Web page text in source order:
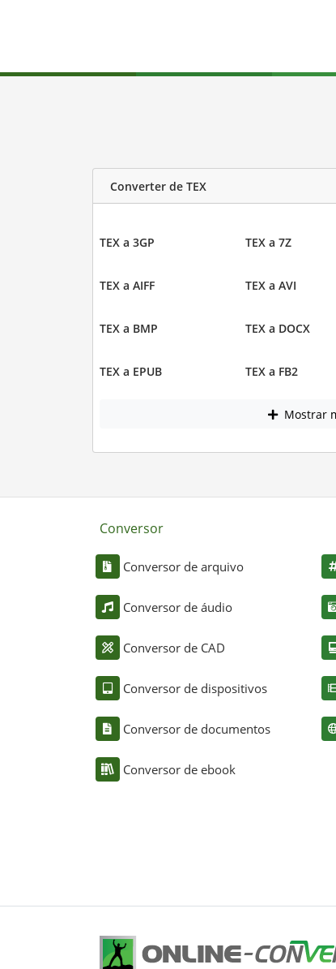
Converter de TEX
TEX a 3GP TEX a 7Z
TEX a AIFF TEX a AVI
TEX a BMP TEX a DOCX
TEX a EPUB TEX a FB2
Mostrar
Conversor
Conversor de arquivo
Conversor de áudio
Conversor de CAD
Conversor de dispositivos
Conversor de documentos
Conversor de ebook